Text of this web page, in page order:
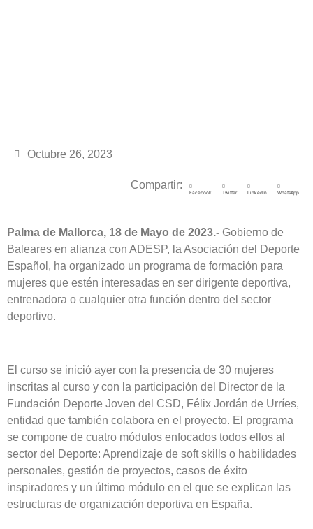
Octubre 26, 2023
Compartir:
Facebook Twitter LinkedIn WhatsApp
Palma de Mallorca, 18 de Mayo de 2023.- Gobierno de
Baleares en alianza con ADESP, la Asociación del Deporte
Español, ha organizado un programa de formación para
mujeres que estén interesadas en ser dirigente deportiva,
entrenadora o cualquier otra función dentro del sector
deportivo.
El curso se inició ayer con la presencia de 30 mujeres
inscritas al curso y con la participación del Director de la
Fundación Deporte Joven del CSD, Félix Jordán de Urríes,
entidad que también colabora en el proyecto. El programa
se compone de cuatro módulos enfocados todos ellos al
sector del Deporte: Aprendizaje de soft skills o habilidades
personales, gestión de proyectos, casos de éxito
inspiradores y un último módulo en el que se explican las
estructuras de organización deportiva en España.